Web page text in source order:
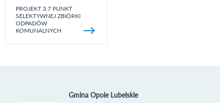
PROJEKT 3.7 PUNKT
SELEKTYWNEJ ZBIÓRKI
ODPADÓW
KOMUNALNYCH
Gmina Opole Lubelskie